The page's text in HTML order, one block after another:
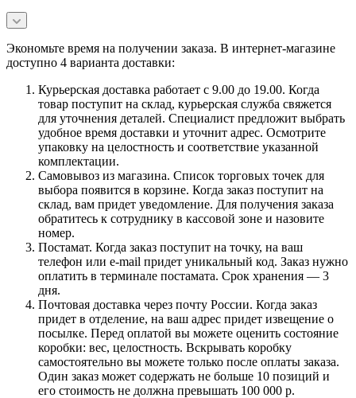
Экономьте время на получении заказа. В интернет-магазине
доступно 4 варианта доставки:
Курьерская доставка работает с 9.00 до 19.00. Когда
товар поступит на склад, курьерская служба свяжется
для уточнения деталей. Специалист предложит выбрать
удобное время доставки и уточнит адрес. Осмотрите
упаковку на целостность и соответствие указанной
комплектации.
Самовывоз из магазина. Список торговых точек для
выбора появится в корзине. Когда заказ поступит на
склад, вам придет уведомление. Для получения заказа
обратитесь к сотруднику в кассовой зоне и назовите
номер.
Постамат. Когда заказ поступит на точку, на ваш
телефон или e-mail придет уникальный код. Заказ нужно
оплатить в терминале постамата. Срок хранения — 3
дня.
Почтовая доставка через почту России. Когда заказ
придет в отделение, на ваш адрес придет извещение о
посылке. Перед оплатой вы можете оценить состояние
коробки: вес, целостность. Вскрывать коробку
самостоятельно вы можете только после оплаты заказа.
Один заказ может содержать не больше 10 позиций и
его стоимость не должна превышать 100 000 р.